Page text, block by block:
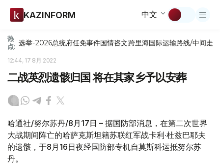
KAZINFORM 中文
热
点: 选举-2026总统府任免事件国情咨文跨里海国际运输路线/中间走廊
12:44, 17 8月 2022
二战英烈遗骸归国 将在其家乡予以安葬
哈通社/努尔苏丹/8月17日 – 据国防部消息，在第二次世界
大战期间阵亡的哈萨克斯坦籍苏联红军战卡利·杜兹巴耶夫
的遗骸，于8月16日夜经国防部专机自莫斯科运抵努尔苏
丹。